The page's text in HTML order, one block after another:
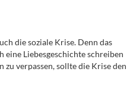
die soziale Krise. Denn das
eine Liebesgeschichte schreiben
verpassen, sollte die Krise den